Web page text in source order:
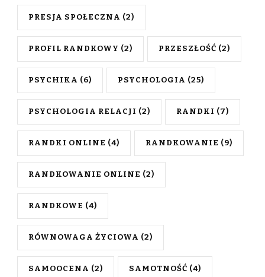
PRESJA SPOŁECZNA (2)
PROFIL RANDKOWY (2) PRZESZŁOŚĆ (2)
PSYCHIKA (6) PSYCHOLOGIA (25)
PSYCHOLOGIA RELACJI (2) RANDKI (7)
RANDKI ONLINE (4) RANDKOWANIE (9)
RANDKOWANIE ONLINE (2)
RANDKOWE (4)
RÓWNOWAGA ŻYCIOWA (2)
SAMOOCENA (2) SAMOTNOŚĆ (4)